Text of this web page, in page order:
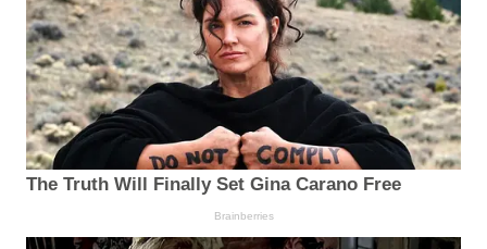
The Truth Will Finally Set Gina Carano Free
Brainberries